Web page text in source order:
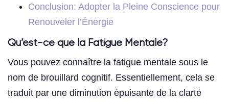
Conclusion: Adopter la Pleine Conscience pour
Renouveler l’Énergie
Qu’est-ce que la Fatigue Mentale?
Vous pouvez connaître la fatigue mentale sous le
nom de brouillard cognitif. Essentiellement, cela se
traduit par une diminution épuisante de la clarté